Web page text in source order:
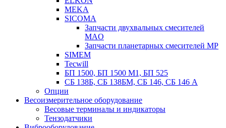
MEKA
SICOMA
Запчасти двухвальных смесителей
MAO
Запчасти планетарных смесителей MP
SIMEM
Tecwill
БП 1500, БП 1500 М1, БП 525
СБ 138Б, СБ 138БМ, СБ 146, СБ 146 А
Опции
Весоизмерительное оборудование
Весовые терминалы и индикаторы
Тензодатчики